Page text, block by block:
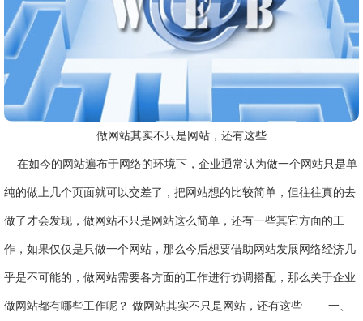
做网站其实不只是网站，还有这些
在如今的网站遍布于网络的环境下，企业通常认为做一个网站只是单
纯的做上几个页面就可以交差了，把网站想的比较简单，但往往真的去
做了才会发现，做网站不只是网站这么简单，还有一些其它方面的工
作，如果仅仅是只做一个网站，那么今后想要借助网站发展网络经济几
乎是不可能的，做网站需要各方面的工作进行协调搭配，那么关于企业
做网站都有哪些工作呢？ 做网站其实不只是网站，还有这些 一、